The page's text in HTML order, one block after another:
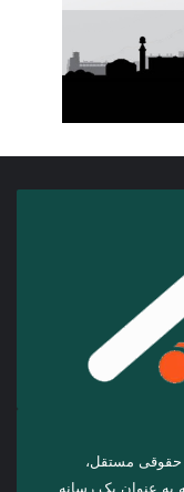
حقوقی مستقل،
عنوان یک رسانه